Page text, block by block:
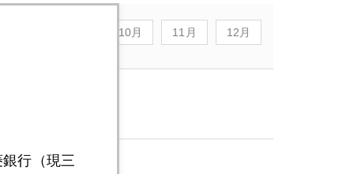
10月 11月 12月
行（現三